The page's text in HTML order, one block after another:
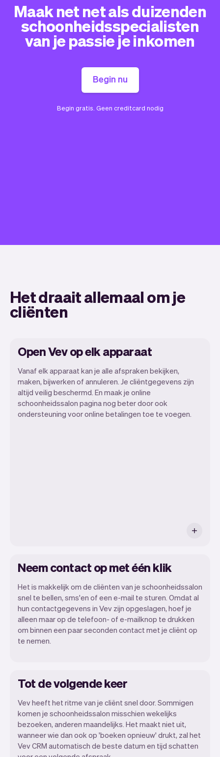
Maak net net als duizenden
schoonheidsspecialisten
van je passie je inkomen
Begin nu
Begin gratis. Geen creditcard nodig
Het draait allemaal om je
cliënten
Open Vev op elk apparaat
Vanaf elk apparaat kan je alle afspraken bekijken,
maken, bijwerken of annuleren. Je cliëntgegevens zijn
altijd veilig beschermd. En maak je online
schoonheidssalon pagina nog beter door ook
ondersteuning voor online betalingen toe te voegen.
Neem contact op met één klik
Het is makkelijk om de cliënten van je schoonheidssalon
snel te bellen, sms'en of een e-mail te sturen. Omdat al
hun contactgegevens in Vev zijn opgeslagen, hoef je
alleen maar op de telefoon- of e-mailknop te drukken
om binnen een paar seconden contact met je cliënt op
te nemen.
Tot de volgende keer
Vev heeft het ritme van je cliënt snel door. Sommigen
komen je schoonheidssalon misschien wekelijks
bezoeken, anderen maandelijks. Het maakt niet uit,
wanneer wie dan ook op 'boeken opnieuw' drukt, zal het
Vev CRM automatisch de beste datum en tijd schatten